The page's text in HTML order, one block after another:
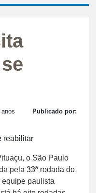
Publicado por:
o São Paulo
pela 33ª rodada do
equipe paulista